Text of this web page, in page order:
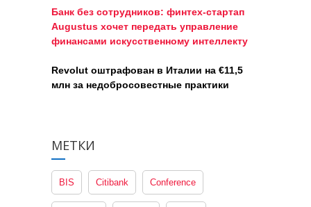
Банк без сотрудников: финтех-стартап
Augustus хочет передать управление
финансами искусственному интеллекту
Revolut оштрафован в Италии на €11,5
млн за недобросовестные практики
МЕТКИ
BIS Citibank Conference